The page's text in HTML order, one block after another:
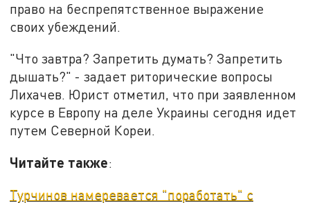
право на беспрепятственное выражение
своих убеждений.
"Что завтра? Запретить думать? Запретить
дышать?" - задает риторические вопросы
Лихачев. Юрист отметил, что при заявленном
курсе в Европу на деле Украины сегодня идет
путем Северной Кореи.
Читайте также:
Турчинов намеревается "поработать" с